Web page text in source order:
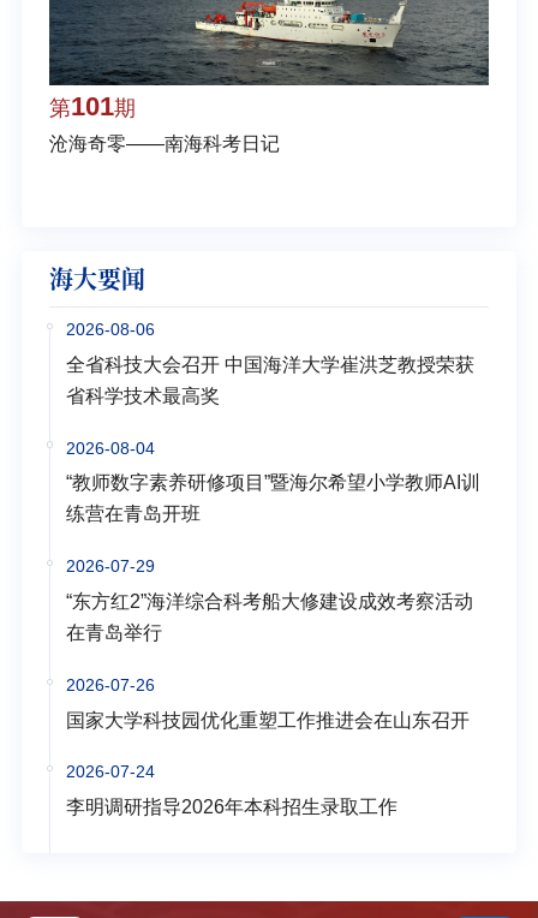
第101期
沧海奇零——南海科考日记
海大要闻
2026-08-06
全省科技大会召开 中国海洋大学崔洪芝教授荣获
省科学技术最高奖
2026-08-04
“教师数字素养研修项目”暨海尔希望小学教师AI训
练营在青岛开班
2026-07-29
“东方红2”海洋综合科考船大修建设成效考察活动
在青岛举行
2026-07-26
国家大学科技园优化重塑工作推进会在山东召开
2026-07-24
李明调研指导2026年本科招生录取工作